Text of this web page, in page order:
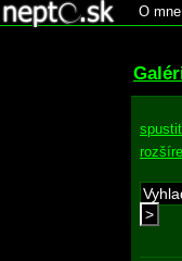
O mne
>